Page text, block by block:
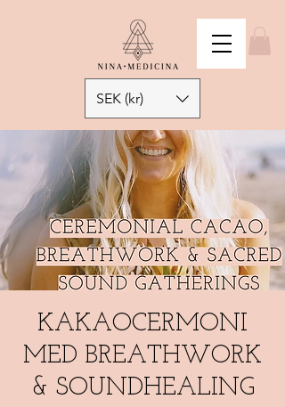
SEK (kr)
KAKAOCERMONI
MED BREATHWORK
& SOUNDHEALING